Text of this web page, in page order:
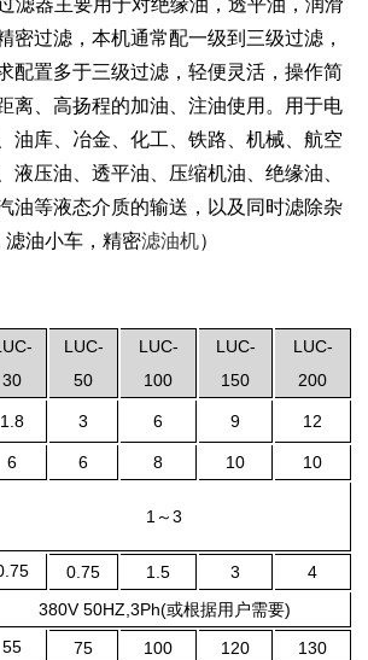
器主要用于对绝缘油，透平油，润滑
密过滤，本机通常配一级到三级过滤，
配置多于三级过滤，轻便灵活，操作简
离、高扬程的加油、注油使用。用于电
油库、冶金、化工、铁路、机械、航空
液压油、透平油、压缩机油、绝缘油、
油等液态介质的输送，以及同时滤除杂
滤油小车，精密滤油机）
30
LUC-
50
LUC-
100
LUC-
150
LUC-
200
1.8 3 6 9 12
6 6 8 10
10
1～3
0.75 1.5 3
4
380V 50HZ,3Ph(或根据用户需要)
55 75 100 120 130